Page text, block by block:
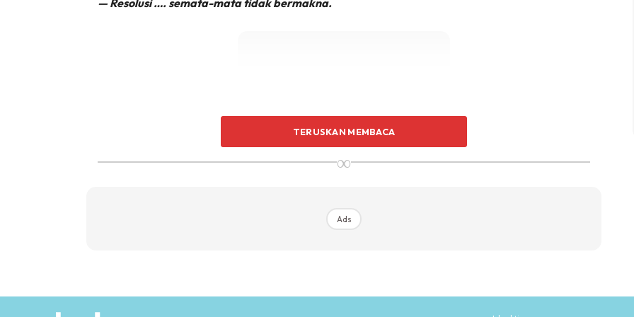
— Resolusi …. semata-mata tidak bermakna.
Ads
Sebab …
TERUSKAN MEMBACA
∞
Ads